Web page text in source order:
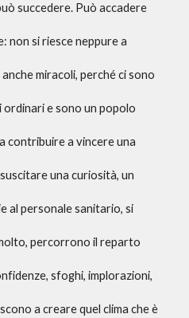
succedere. Può accadere
non si riesce neppure a
miracoli, perché ci sono
e sono un popolo
contribuire a vincere una
una curiosità, un
al personale sanitario, si
percorrono il reparto
sfoghi, implorazioni,
a creare quel clima che è